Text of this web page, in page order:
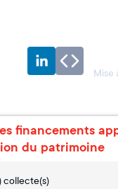
Mise
financements
du patrimoine
collecte(s)